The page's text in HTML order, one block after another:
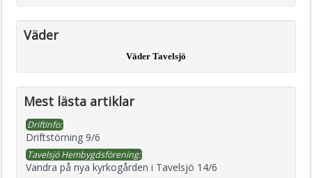
Väder
Väder Tavelsjö
Mest lästa artiklar
Driftinfo:
Driftstörning 9/6
Tavelsjö Hembygdsförening:
Vandra på nya kyrkogården i Tavelsjö 14/6